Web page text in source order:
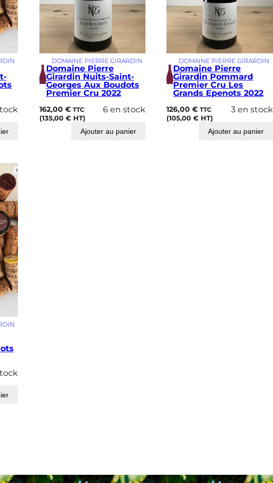
DOMAINE PIERRE GIRARDIN
Domaine Pierre
Girardin Nuits-Saint-
Georges Aux Boudots
Premier Cru 2022
162,00 € TTC
(135,00 €HT)
6 en stock
Ajouter au panier
DOMAINE PIERRE GIRARDIN
Domaine Pierre
Girardin Pommard
Premier Cru Les
Grands Epenots 2022
126,00€ TTC
(105,00€ HT)
3 en stock
Ajouter au panier